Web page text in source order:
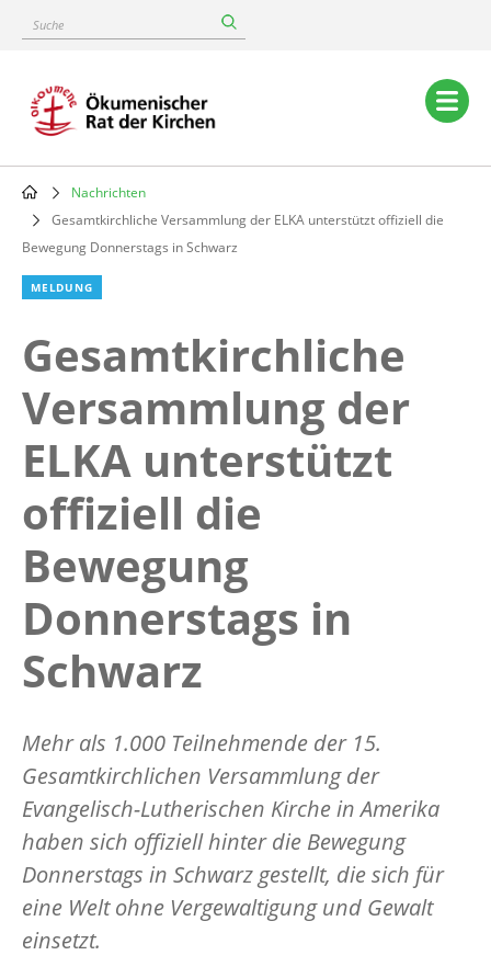
content
Suche
Main
navigation
Breadcrumb
Nachrichten
Gesamtkirchliche Versammlung der ELKA unterstützt offiziell die
Bewegung Donnerstags in Schwarz
MELDUNG
Gesamtkirchliche
Versammlung der
ELKA unterstützt
offiziell die
Bewegung
Donnerstags in
Schwarz
Mehr als 1.000 Teilnehmende der 15.
Gesamtkirchlichen Versammlung der
Evangelisch-Lutherischen Kirche in Amerika
haben sich offiziell hinter die Bewegung
Donnerstags in Schwarz gestellt, die sich für
eine Welt ohne Vergewaltigung und Gewalt
einsetzt.